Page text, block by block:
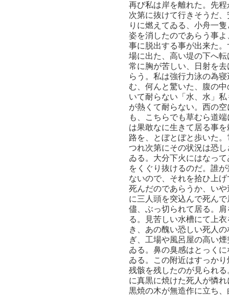
再び私は岸を離れた。先
次第に抜けて行きそうだ
りに燃えてゐる、小舟一
姿を消したのであらう事
事に脱出する事が出来た
場に出た、高い堤の下へ
常に胸が苦しい、日射を
らう。私は強行力泳の為
む、何んと驚いた、腹の
いて耐らない「水、水」
が熱くて耐らない。西の
も、こちらでも草むら道
は果敢なに生きて居る事
路を、とぼとぼと歩いた
つれ次第にその状況は恐
ゐる。大分下火にはなっ
をくぐり抜けるのだ。誰
ないので、それを拾ひ上
死んだのであらうか、い
に三人頭を突込んで死ん
儘、ぶっ切られて居る。
る。見苦しい水槽にて上
き、あの醜い恐しい死人
ぎ、工場や風呂屋の高い
ゐる。鼻の臭感はとっく
ゐる。この附近はすっか
残骸を残したのが見られ
に真黒に焼けた死人が憐
黒焼の木が無造作に立ち